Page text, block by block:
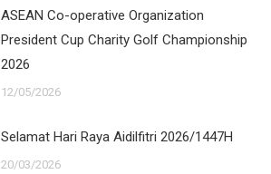
ASEAN Co-operative Organization
President Cup Charity Golf Championship
2026
12/05/2026
Selamat Hari Raya Aidilfitri 2026/1447H
20/03/2026